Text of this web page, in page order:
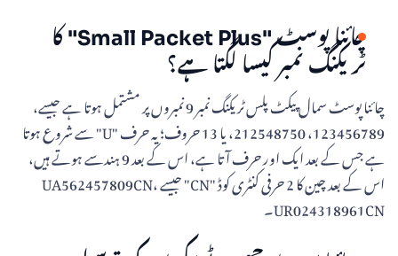
چائنا پوسٹ "Small Packet Plus" کا
ٹریکنگ نمبر کیسا لگتا ہے؟
چائنا پوسٹ سمال پیکٹ پلس ٹریکنگ نمبر 9 نمبروں پر مشتمل ہوتا ہے جیسے،
123456789، 212548750، یا 13 حروف؛ یہ حرف "U" سے شروع ہوتا
ہے جس کے بعد ایک اور حرف آتا ہے، اس کے بعد 9 ہندسے ہوتے ہیں،
اس کے بعد چین کا 2 حرفی کنٹری کوڈ "CN" جیسے UA562457809CN،
UR024318961CN۔